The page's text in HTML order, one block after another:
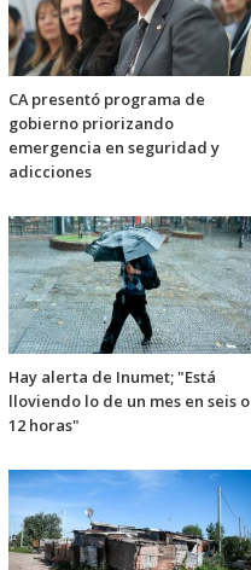
CA presentó programa de
gobierno priorizando
emergencia en seguridad y
adicciones
Hay alerta de Inumet; "Está
lloviendo lo de un mes en seis o
12 horas"